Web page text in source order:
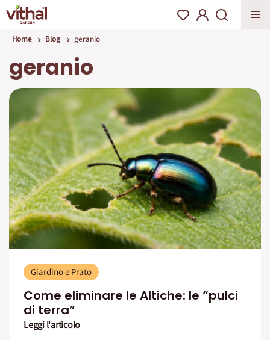
Home Blog geranio
geranio
Giardino e Prato
Come eliminare le Altiche: le “pulci
di terra”
Leggi l'articolo